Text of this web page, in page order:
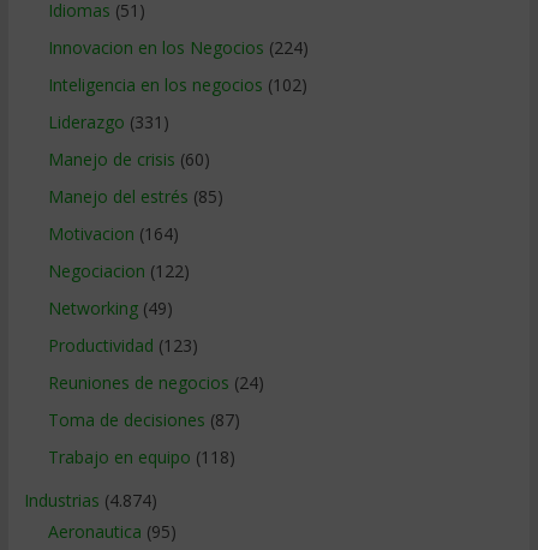
Idiomas (51)
Innovacion en los Negocios (224)
Inteligencia en los negocios (102)
Liderazgo (331)
Manejo de crisis (60)
Manejo del estrés (85)
Motivacion (164)
Negociacion (122)
Networking(49)
Productividad (123)
Reuniones de negocios (24)
Toma de decisiones (87)
Trabajo en equipo (118)
Industrias (4.874)
Aeronautica (95)